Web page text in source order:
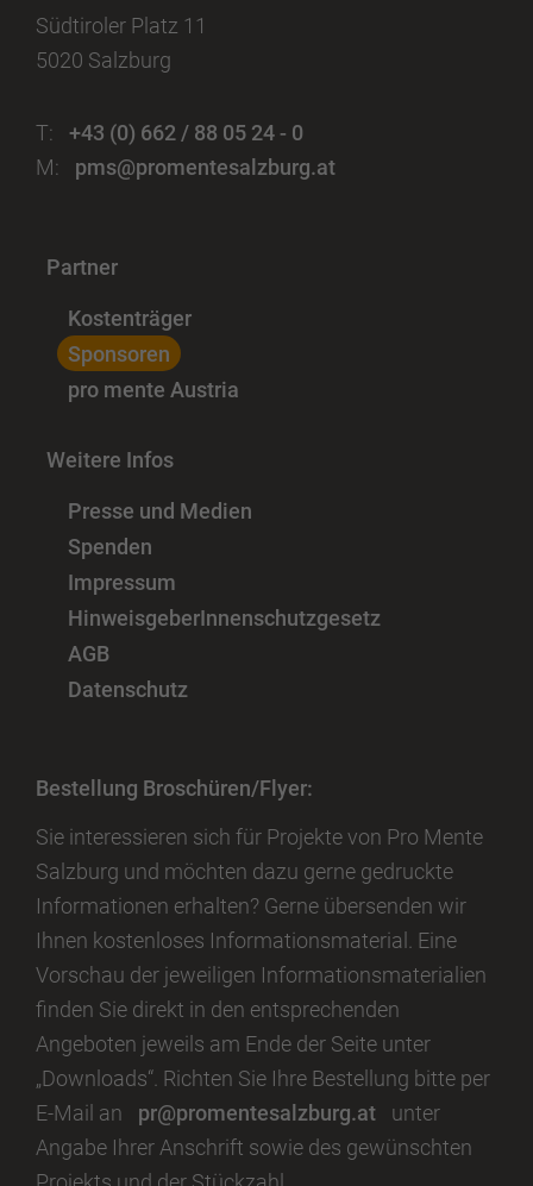
Südtiroler Platz 11
5020 Salzburg
T:
+43 (0) 662 / 88 05 24 - 0
M:
pms@promentesalzburg.at
Partner
Kostenträger
Sponsoren
pro mente Austria
Weitere Infos
Presse und Medien
Spenden
Impressum
HinweisgeberInnenschutzgesetz
AGB
Datenschutz
Bestellung Broschüren/Flyer:
Sie interessieren sich für Projekte von Pro Mente
Salzburg und möchten dazu gerne gedruckte
Informationen erhalten? Gerne übersenden wir
Ihnen kostenloses Informationsmaterial. Eine
Vorschau der jeweiligen Informationsmaterialien
finden Sie direkt in den entsprechenden
Angeboten jeweils am Ende der Seite unter
„Downloads“. Richten Sie Ihre Bestellung bitte per
E-Mail an
pr@promentesalzburg.at
unter
Angabe Ihrer Anschrift sowie des gewünschten